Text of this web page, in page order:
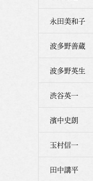
永田美和子
波多野善蔵
波多野英生
渋谷英一
濱中史朗
玉村信一
田中講平